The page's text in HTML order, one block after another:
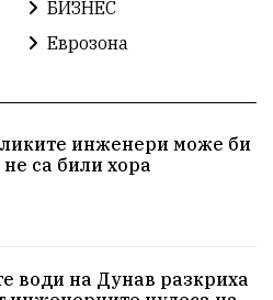
Обединение
Родителство
БИЗНЕС
Еврозона
инженери може би
не са били хора
води на Дунав разкриха